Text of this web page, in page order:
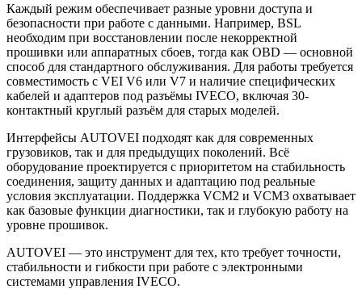
Каждый режим обеспечивает разные уровни доступа и
безопасности при работе с данными. Например, BSL
необходим при восстановлении после некорректной
прошивки или аппаратных сбоев, тогда как OBD — основной
способ для стандартного обслуживания. Для работы требуется
совместимость с VEI V6 или V7 и наличие специфических
кабелей и адаптеров под разъёмы IVECO, включая 30-
контактный круглый разъём для старых моделей.
Интерфейсы AUTOVEI подходят как для современных
грузовиков, так и для предыдущих поколений. Всё
оборудование проектируется с приоритетом на стабильность
соединения, защиту данных и адаптацию под реальные
условия эксплуатации. Поддержка VCM2 и VCM3 охватывает
как базовые функции диагностики, так и глубокую работу на
уровне прошивок.
AUTOVEI — это инструмент для тех, кто требует точности,
стабильности и гибкости при работе с электронными
системами управления IVECO.